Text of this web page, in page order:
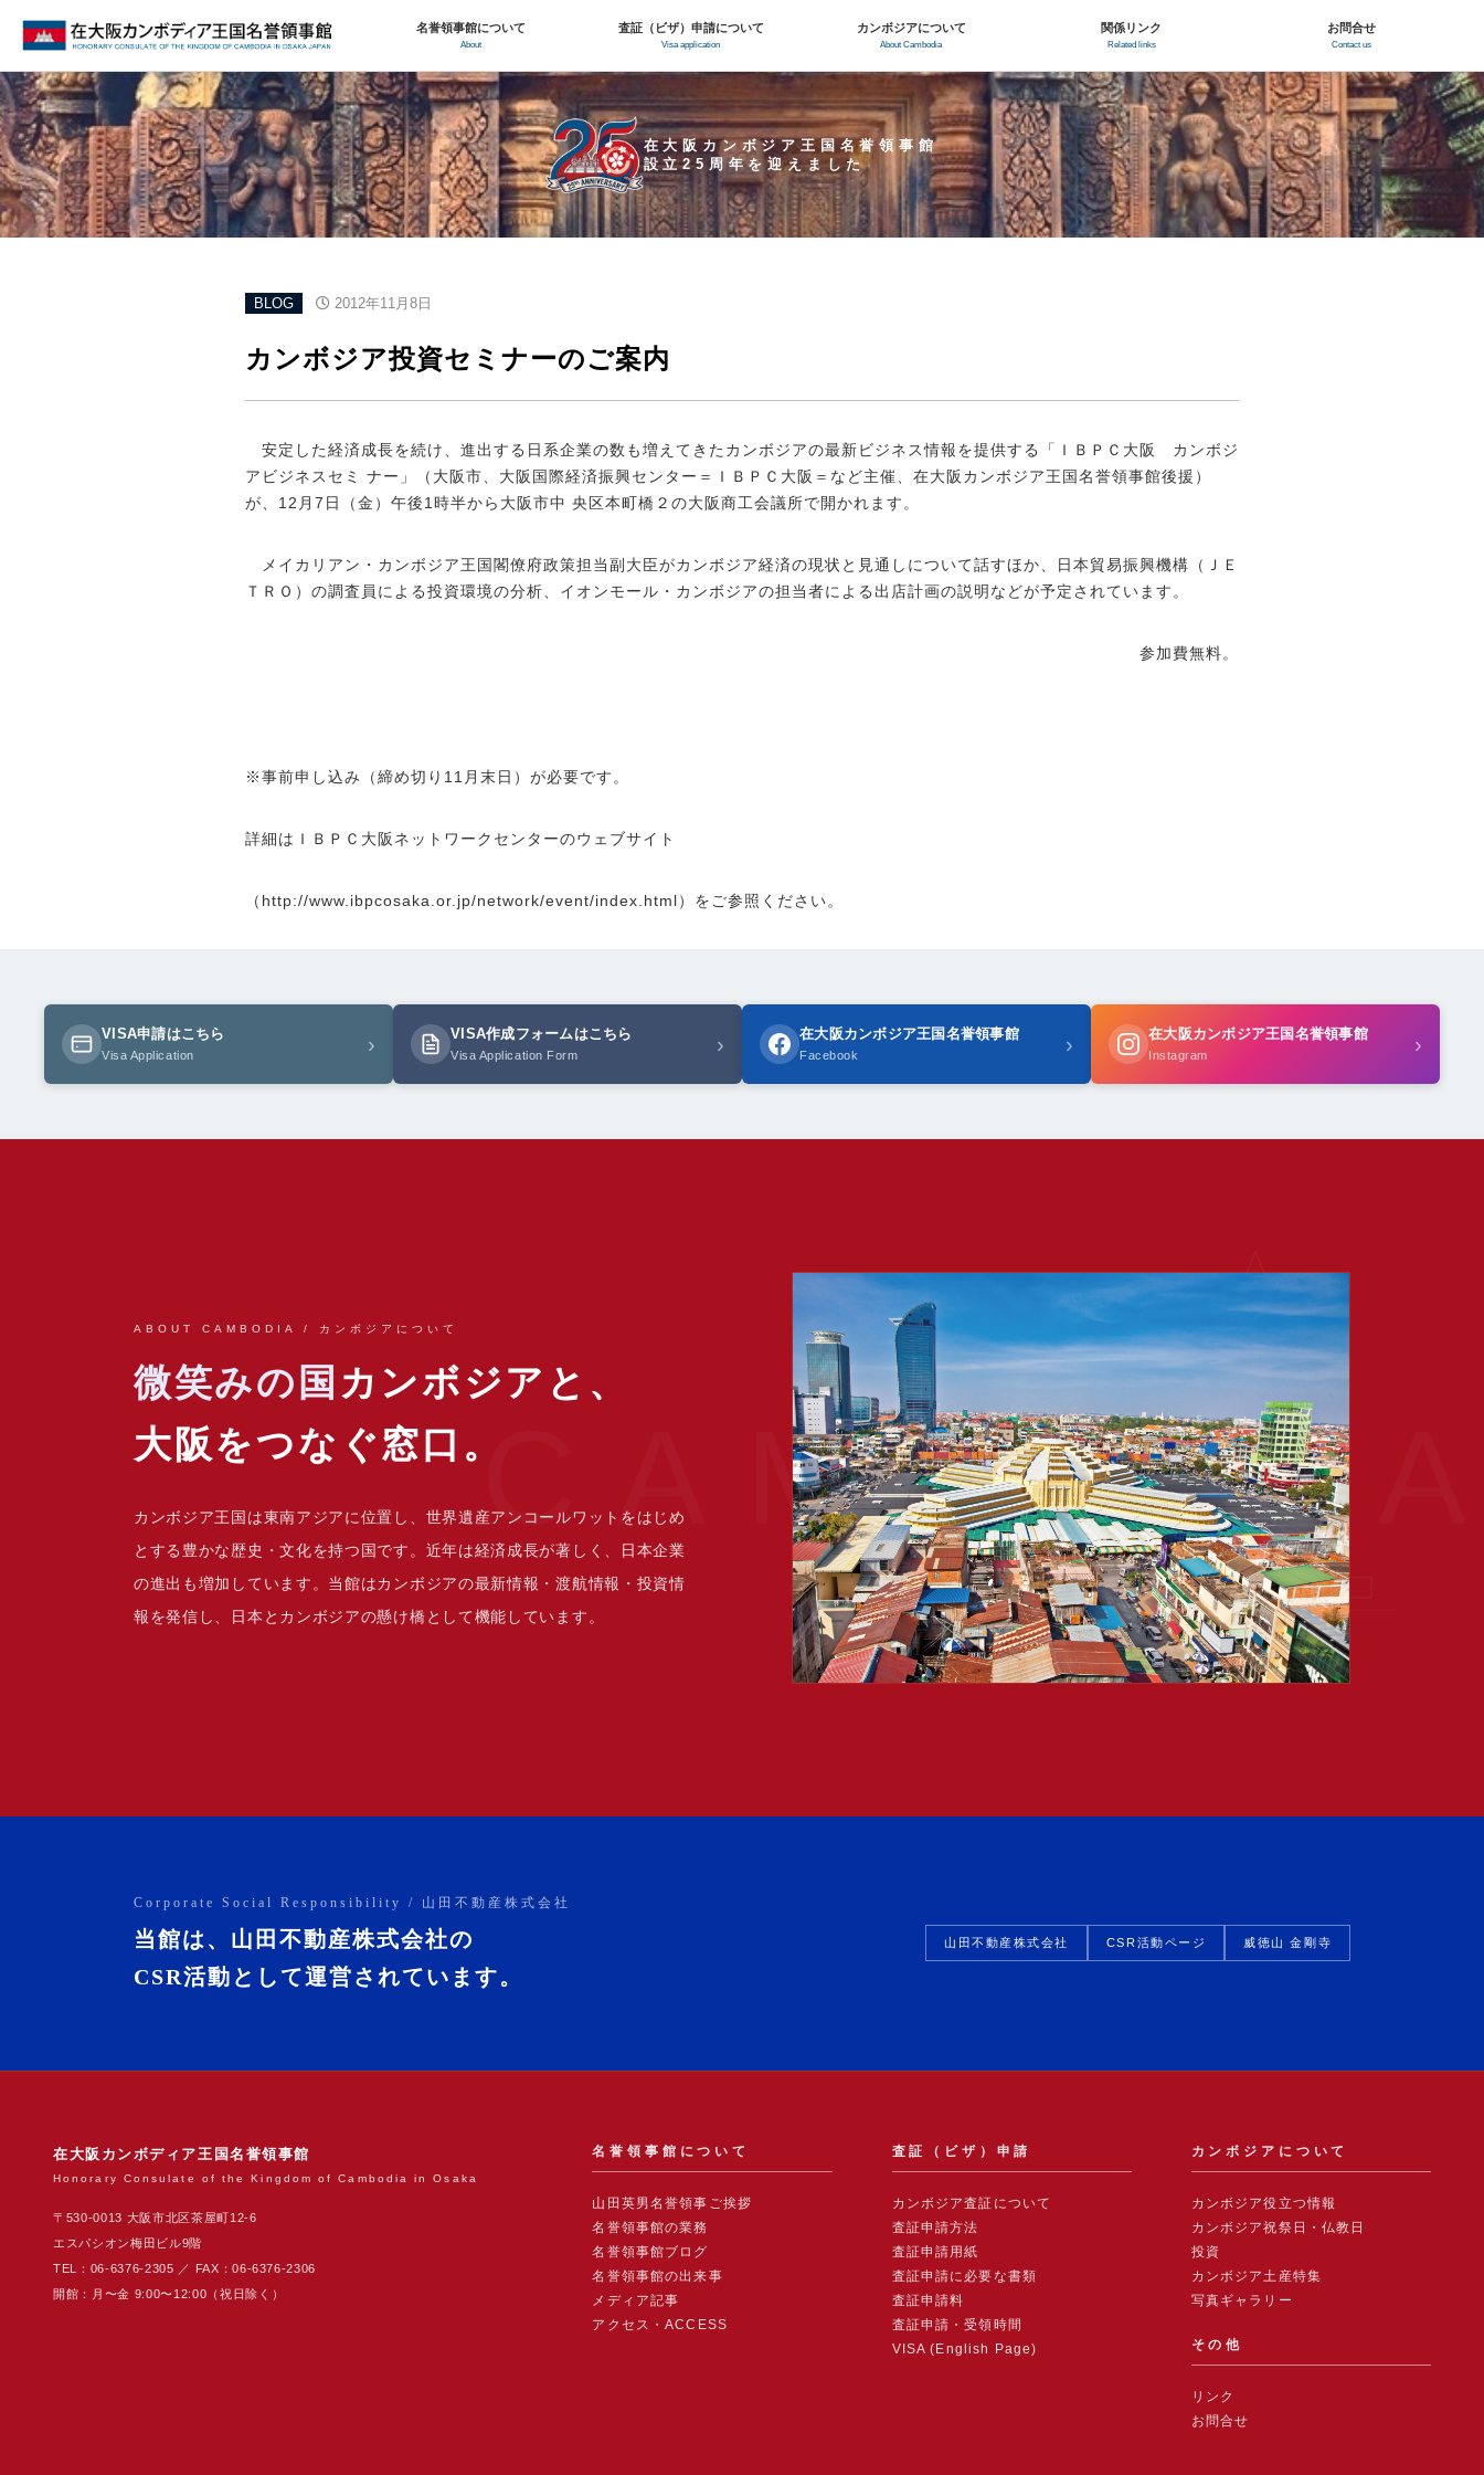
名誉領事館について
About
査証（ビザ）申請について
Visa application
カンボジアについて
About Cambodia
関係リンク
Related links
お問合せ
Contact us
在大阪カンボジア王国名誉領事館
設立25周年を迎えました
BLOG 2012年11月8日
カンボジア投資セミナーのご案内
安定した経済成長を続け、進出する日系企業の数も増えてきたカンボジアの最新ビジネス情報を提供する「ＩＢＰＣ大阪 カンボジ
アビジネスセミ ナー」（大阪市、大阪国際経済振興センター＝ＩＢＰＣ大阪＝など主催、在大阪カンボジア王国名誉領事館後援）
が、12月7日（金）午後1時半から大阪市中 央区本町橋２の大阪商工会議所で開かれます。
メイカリアン・カンボジア王国閣僚府政策担当副大臣がカンボジア経済の現状と見通しについて話すほか、日本貿易振興機構（ＪＥ
ＴＲＯ）の調査員による投資環境の分析、イオンモール・カンボジアの担当者による出店計画の説明などが予定されています。
参加費無料。
※事前申し込み（締め切り11月末日）が必要です。
詳細はＩＢＰＣ大阪ネットワークセンターのウェブサイト
（ http://www.ibpcosaka.or.jp/network/event/index.html）をご参照ください。
VISA申請はこちら
Visa Application › VISA作成フォームはこちら
Visa Application Form › 在大阪カンボジア王国名誉領事館
Facebook › 在大阪カンボジア王国名誉領事館
Instagram ›
ABOUT CAMBODIA / カンボジアについて
微笑みの国 カンボジアと、
大阪をつなぐ窓口。
カンボジア王国は東南アジアに位置し、世界遺産アンコールワットをはじめ
とする豊かな歴史・文化を持つ国です。近年は経済成長が著しく、日本企業
の進出も増加しています。当館はカンボジアの最新情報・渡航情報・投資情
報を発信し、日本とカンボジアの懸け橋として機能しています。
Corporate Social Responsibility / 山田不動産株式会社
当館は、山田不動産株式会社の
CSR活動として運営されています。
山田不動産株式会社 CSR活動ページ 威徳山 金剛寺
在大阪カンボディア王国名誉領事館
Honorary Consulate of the Kingdom of Cambodia in Osaka
〒530-0013 大阪市北区茶屋町12-6
エスパシオン梅田ビル9階
TEL：06-6376-2305 ／ FAX：06-6376-2306
開館：月〜金 9:00〜12:00（祝日除く）
名誉領事館について
山田英男名誉領事ご挨拶
名誉領事館の業務
名誉領事館ブログ
名誉領事館の出来事
メディア記事
アクセス・ACCESS
査証（ビザ）申請
カンボジア査証について
査証申請方法
査証申請用紙
査証申請に必要な書類
査証申請料
査証申請・受領時間
VISA (English Page)
カンボジアについて
カンボジア役立つ情報
カンボジア祝祭日・仏教日
投資
カンボジア土産特集
写真ギャラリー
その他
リンク
お問合せ